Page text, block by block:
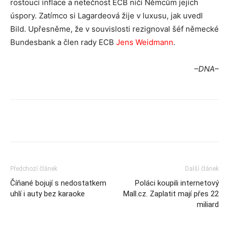
rostoucí inflace a netečnost ECB ničí Němcům jejich
úspory. Zatímco si Lagardeová žije v luxusu, jak uvedl
Bild. Upřesněme, že v souvislosti rezignoval šéf německé
Bundesbank a člen rady ECB Jens Weidmann.
–DNA–
Předchozí článek
Číňané bojují s nedostatkem
uhlí i auty bez karaoke
Další článek
Poláci koupili internetový
Mall.cz. Zaplatit mají přes 22
miliard